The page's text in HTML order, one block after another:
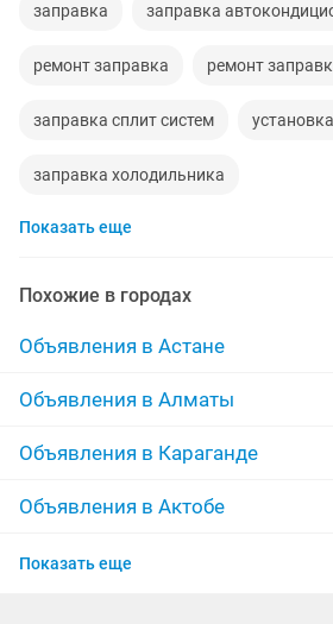
заправка заправка
ремонт заправка ремонт
заправка сплит систем
заправка холодильника
ремонт заправка кондиционеров
заправка автокондиционера
установка заправка кондиционеров
кондиционер заправка
заправка автокондиционероа
заправка автокондиционера выезд
Показать еще
Похожие в городах
Объявления в Астане
Объявления в Алматы
Объявления в Караганде
Объявления в Актобе
Объявления в Таразе
Показать еще